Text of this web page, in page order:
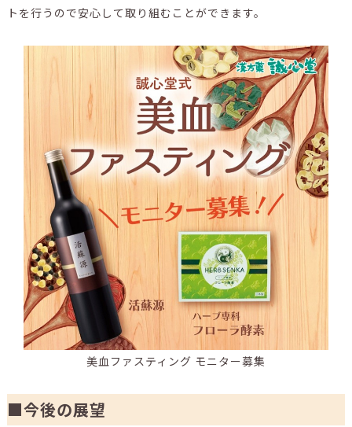
トを行うので安心して取り組むことができます。
美血ファスティング モニター募集
■今後の展望